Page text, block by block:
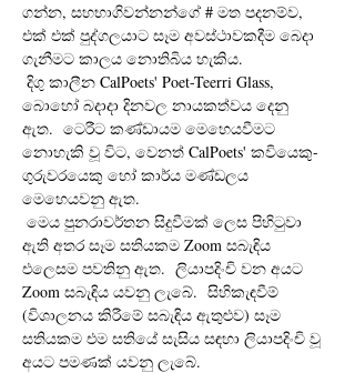
ගන්න, සහභාගිවන්නන්ගේ # මත පදනම්ව,
එක් එක් පුද්ගලයාට සෑම අවස්ථාවකදීම බෙදා
ගැනීමට කාලය නොතිබිය හැකිය.
බොහෝ බදාදා දිනවල නායකත්වය දෙනු
ඇත.  ටෙරීට කණ්ඩායම මෙහෙයවීමට
නොහැකි වූ විට, වෙනත් CalPoets' කවියෙකු-
ගුරුවරයෙකු හෝ කාර්ය මණ්ඩලය
මෙහෙයවනු ඇත.
ඇති අතර සෑම සතියකම Zoom සබැඳිය
එලෙසම පවතිනු ඇත.  ලියාපදිංචි වන අයට
Zoom සබැඳිය යවනු ලැබේ.  සිහිකැඳවීම්
(විශාලනය කිරීමේ සබැඳිය ඇතුළුව) සෑම
සතියකම එම සතියේ සැසිය සඳහා ලියාපදිංචි වූ
අයට පමණක් යවනු ලැබේ.